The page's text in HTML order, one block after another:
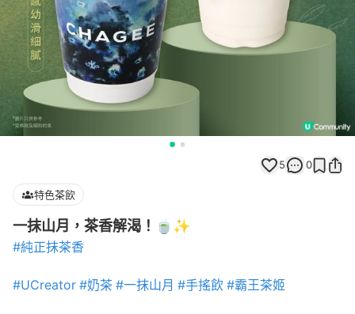
5 0
特色茶飲
一抹山月，茶香解渴！🍵✨
#純正抹茶香
#UCreator #奶茶 #一抹山月 #手搖飲 #霸王茶姬